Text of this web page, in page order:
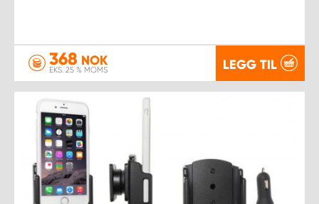
368 NOK
EKS. 25 % MOMS LEGG TIL